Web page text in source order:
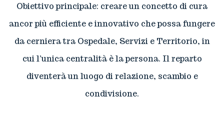
Obiettivo principale: creare un concetto di cura
ancor più efficiente e innovativo che possa fungere
da cerniera tra Ospedale, Servizi e Territorio, in
cui l’unica centralità è la persona. Il reparto
diventerà un luogo di relazione, scambio e
condivisione.